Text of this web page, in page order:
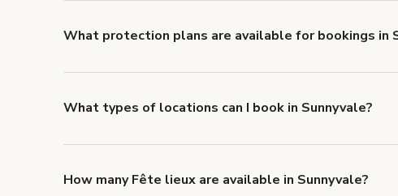
What protection plans are available for bookings in
What types of locations can I book in Sunnyvale?
How many Fête lieux are available in Sunnyvale?